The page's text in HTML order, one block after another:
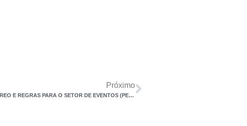
Próximo
LEI 14.592/23 – ISENÇÃO DE TRIBUTOS SETOR AÉREO E REGRAS PARA O SETOR DE EVENTOS (PERSE)